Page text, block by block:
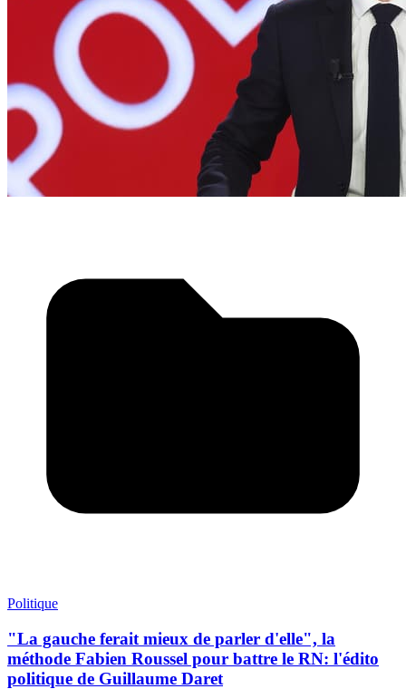
Politique
"La gauche ferait mieux de parler d'elle", la
méthode Fabien Roussel pour battre le RN: l'édito
politique de Guillaume Daret